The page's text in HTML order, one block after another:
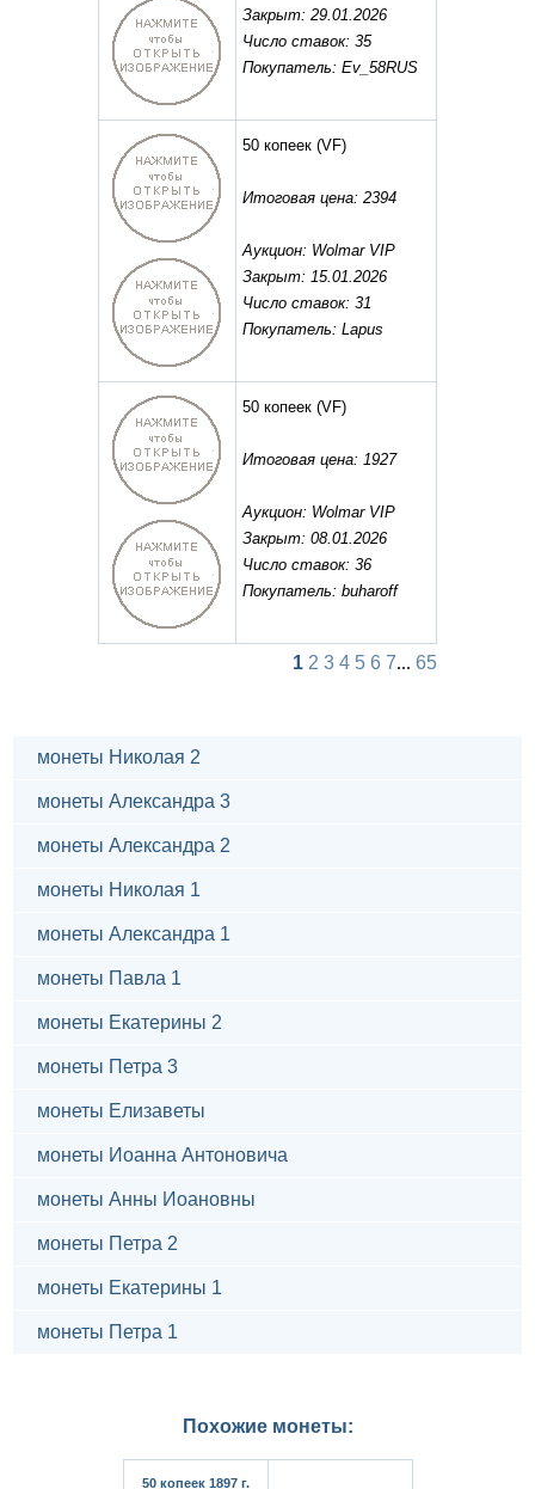
Закрыт: 29.01.2026
Число ставок: 35
Покупатель: Ev_58RUS
50 копеек (VF)
Итоговая цена: 2394
Аукцион: Wolmar VIP
Закрыт: 15.01.2026
Число ставок: 31
Покупатель: Lapus
50 копеек (VF)
Итоговая цена: 1927
Аукцион: Wolmar VIP
Закрыт: 08.01.2026
Число ставок: 36
Покупатель: buharoff
1 2 3 4 5 6 7... 65
монеты Николая 2
монеты Александра 3
монеты Александра 2
монеты Николая 1
монеты Александра 1
монеты Павла 1
монеты Екатерины 2
монеты Петра 3
монеты Елизаветы
монеты Иоанна Антоновича
монеты Анны Иоановны
монеты Петра 2
монеты Екатерины 1
монеты Петра 1
Похожие монеты:
50 копеек 1897 г.